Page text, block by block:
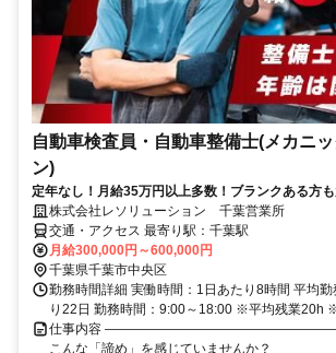
自動車検査員・自動車整備士(メカニ
ン)
定年なし！月給35万円以上多数！ブランクある方も
株式会社レソリューション 千葉営業所
交通・アクセス 最寄り駅：千葉駅
月給300,000円～600,000円
千葉県千葉市中央区
勤務時間詳細 実働時間：1日あたり8時間 平均
り22日 勤務時間：9:00～18:00 ※平均残業20h
仕事内容 ――――――――――――――――――――
こんな「諦め」を感じていませんか？